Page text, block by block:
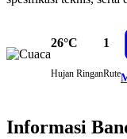
26°C
Hujan Ringan
1
Rute
Informasi